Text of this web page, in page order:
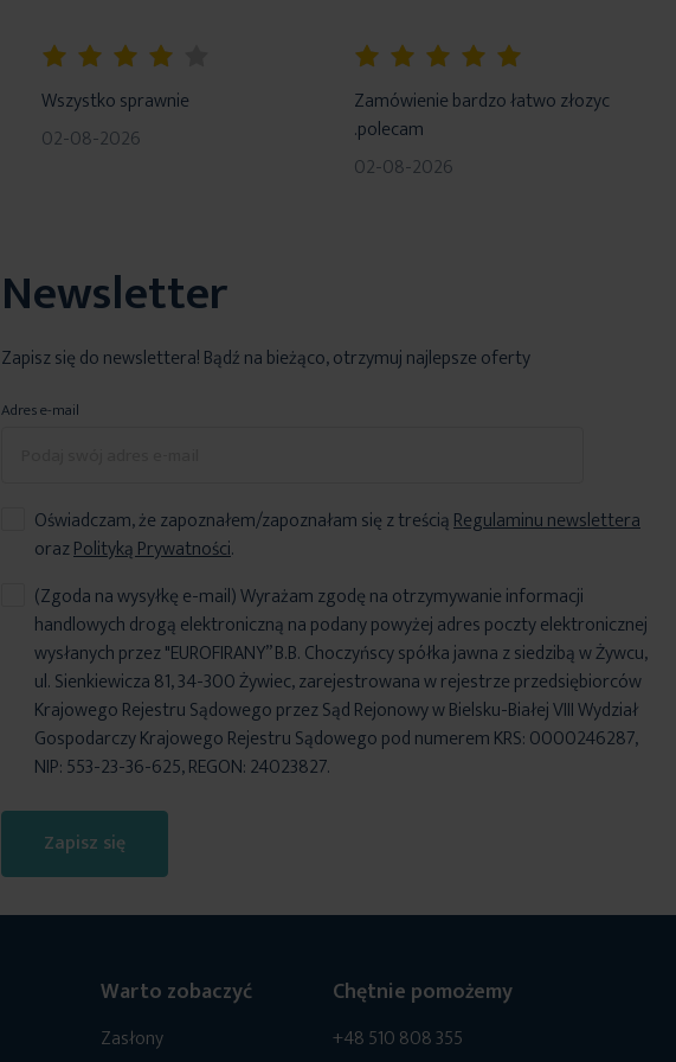
Wszystko sprawnie
02-08-2026
Zamówienie bardzo łatwo złozyc
.polecam
02-08-2026
Newsletter
Zapisz się do newslettera! Bądź na bieżąco, otrzymuj najlepsze oferty
Adres e-mail
Oświadczam, że zapoznałem/zapoznałam się z treściąRegulaminu newslettera
orazPolityką Prywatności.
Zapisz się
(Zgoda na wysyłkę e-mail) Wyrażam zgodę na otrzymywanie informacji
handlowych drogą elektroniczną na podany powyżej adres poczty elektronicznej
wysłanych przez "EUROFIRANY” B.B. Choczyńscy spółka jawna z siedzibą w Żywcu,
ul. Sienkiewicza 81, 34-300 Żywiec, zarejestrowana w rejestrze przedsiębiorców
Krajowego Rejestru Sądowego przez Sąd Rejonowy w Bielsku-Białej VIII Wydział
Gospodarczy Krajowego Rejestru Sądowego pod numerem KRS: 0000246287,
NIP: 553-23-36-625, REGON: 24023827.
Warto zobaczyć
Zasłony
Chętnie pomożemy
+48 510 808 355